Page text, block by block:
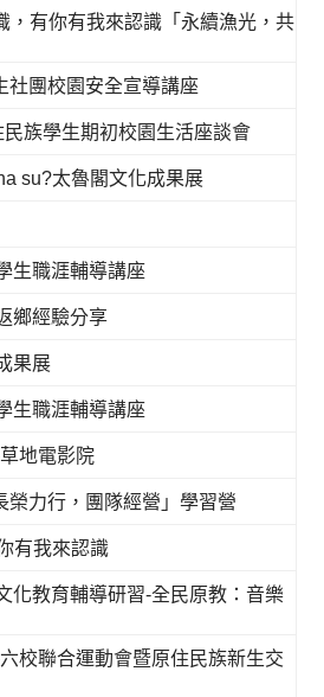
，有你有我來認識「永續漁光，共
社團校園安全宣導講座
族學生期初校園生活座談會
su?太魯閣文化成果展
生職涯輔導講座
鄉經驗分享
果展
生職涯輔導講座
地電影院
榮力行，團隊經營」學習營
有我來認識
化教育輔導研習-全民原教：音樂
校聯合運動會暨原住民族新生交